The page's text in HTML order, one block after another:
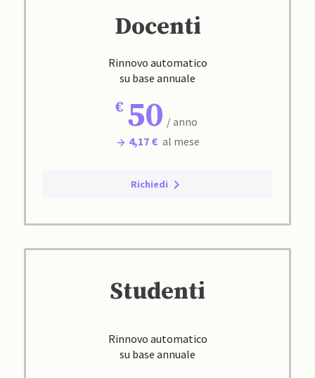
Docenti
Rinnovo automatico
su base annuale
50 / anno
4,17 € al mese
Richiedi
Studenti
Rinnovo automatico
su base annuale